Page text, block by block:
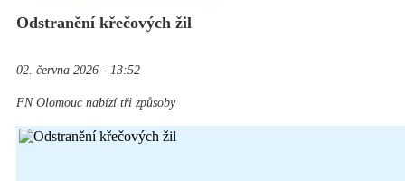
Odstranění křečových žil
02. června 2026 - 13:52
FN Olomouc nabízí tři způsoby